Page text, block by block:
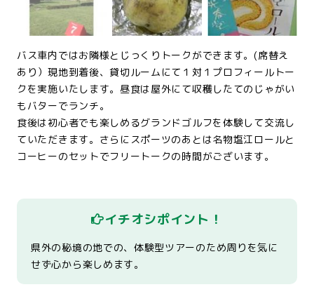
バス車内ではお隣様とじっくりトークができます。(席替え
あり）現地到着後、貸切ルームにて１対１プロフィールトー
クを実施いたします。昼食は屋外にて収穫したてのじゃがい
もバターでランチ。
食後は初心者でも楽しめるグランドゴルフを体験して交流し
ていただきます。さらにスポーツのあとは名物塩江ロールと
コーヒーのセットでフリートークの時間がございます。
イチオシポイント！
県外の秘境の地での、体験型ツアーのため周りを気に
せず心から楽しめます。